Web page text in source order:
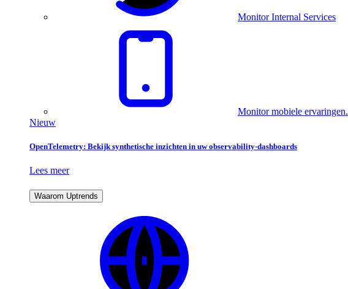
Monitor Internal Services
Monitor mobiele ervaringen.
Nieuw
OpenTelemetry: Bekijk synthetische inzichten in uw observability-dashboards
Lees meer
Waarom Uptrends